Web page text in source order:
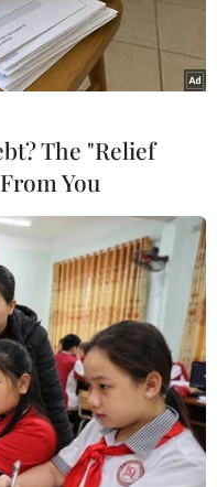
bị bắt khẩn cấp vì
hội đăng tải các bài
chứng về một số
lĩnh vực tài chính,
thị trường, tội
The "Relief
You